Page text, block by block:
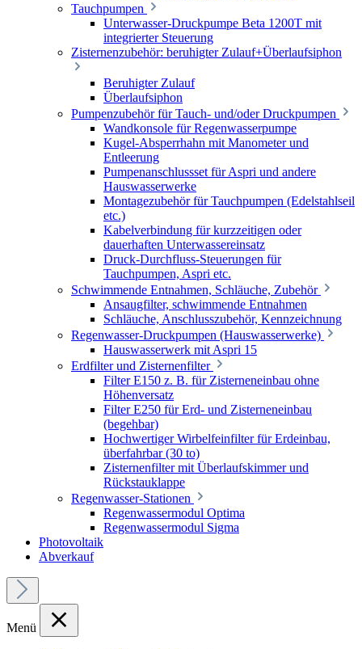
Tauchpumpen
Unterwasser-Druckpumpe Beta 1200T mit
integrierter Steuerung
Zisternenzubehör: beruhigter Zulauf+Überlaufsiphon
Beruhigter Zulauf
Überlaufsiphon
Pumpenzubehör für Tauch- und/oder Druckpumpen
Wandkonsole für Regenwasserpumpe
Kugel-Absperrhahn mit Manometer und
Entleerung
Pumpenanschlussset für Aspri und andere
Hauswasserwerke
Montagezubehör für Tauchpumpen (Edelstahlseil
etc.)
Kabelverbindung für kurzzeitigen oder
dauerhaften Unterwassereinsatz
Druck-Durchfluss-Steuerungen für
Tauchpumpen, Aspri etc.
Schwimmende Entnahmen, Schläuche, Zubehör
Ansaugfilter, schwimmende Entnahmen
Schläuche, Anschlusszubehör, Kennzeichnung
Regenwasser-Druckpumpen (Hauswasserwerke)
Hauswasserwerk mit Aspri 15
Erdfilter und Zisternenfilter
Filter E150 z. B. für Zisterneneinbau ohne
Höhenversatz
Filter E250 für Erd- und Zisterneneinbau
(begehbar)
Hochwertiger Wirbelfeinfilter für Erdeinbau,
überfahrbar (30 to)
Zisternenfilter mit Überlaufskimmer und
Rückstauklappe
Regenwasser-Stationen
Regenwassermodul Optima
Regenwassermodul Sigma
Photovoltaik
Abverkauf
Menü